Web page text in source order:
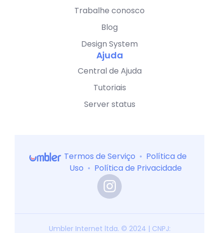
Trabalhe conosco
Blog
Design System
Ajuda
Central de Ajuda
Tutoriais
Server status
Termos de Serviço • Política de
Uso • Política de Privacidade
Umbler Internet ltda. © 2024 | CNPJ: